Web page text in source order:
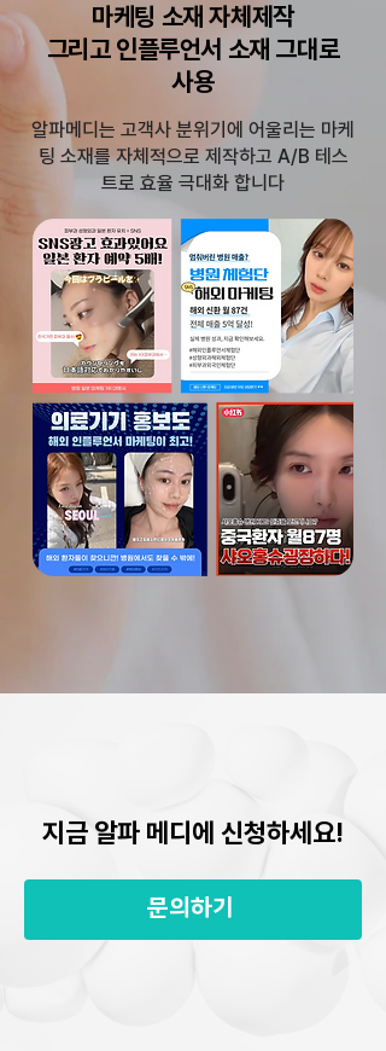
마케팅 소재 자체제작
그리고 인플루언서 소재 그대로
사용
알파메디는 고객사 분위기에 어울리는 마케
팅 소재를 자체적으로 제작하고 A/B 테스
트로 효율 극대화 합니다
지금 알파 메디에 신청하세요!
문의하기